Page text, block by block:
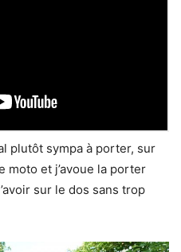
plutôt sympa à porter, sur
moto et j’avoue la porter
sur le dos sans trop